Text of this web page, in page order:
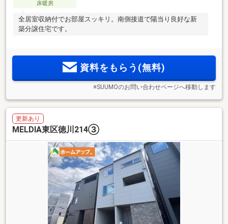
床暖房
全居室収納付でお部屋スッキリ。南側接道で陽当り良好な新
築分譲住宅です。
資料をもらう(無料)
※SUUMOのお問い合わせページへ移動します
更新あり
MELDIA東区徳川214③